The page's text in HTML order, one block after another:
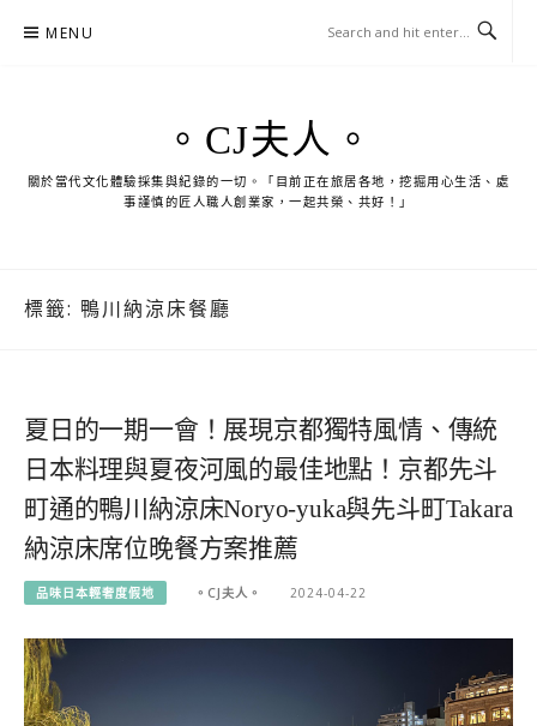
MENU
。CJ夫人。
關於當代文化體驗採集與紀錄的一切。「目前正在旅居各地，挖掘用心生活、處
事謹慎的匠人職人創業家，一起共榮、共好！」
標籤: 鴨川納涼床餐廳
夏日的一期一會！展現京都獨特風情、傳統
日本料理與夏夜河風的最佳地點！京都先斗
町通的鴨川納涼床Noryo-yuka與先斗町Takara
納涼床席位晚餐方案推薦
品味日本輕奢度假地 。CJ夫人。 2024-04-22